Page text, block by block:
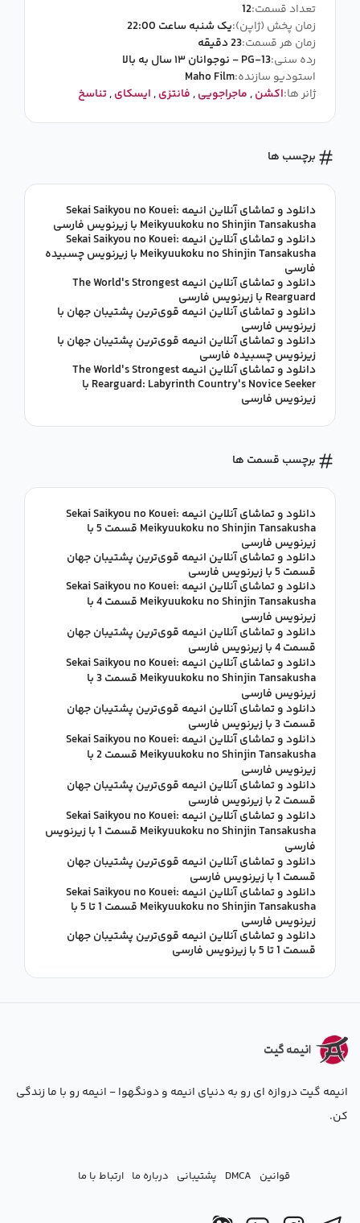
تعداد قسمت:12
زمان پخش (ژاپن):یک شنبه ساعت 22:00
زمان هر قسمت:23 دقیقه
رده سنی:PG-13 - نوجوانان ۱۳ سال به بالا
استودیو سازنده:Maho Film
ژانر ها:اکشن,ماجراجویی,فانتزی,ایسکای,تناسخ
برچسب ها
دانلود و تماشای آنلاین انیمه Sekai Saikyou no Kouei:
Meikyuukoku no Shinjin Tansakusha با زیرنویس فارسی
دانلود و تماشای آنلاین انیمه Sekai Saikyou no Kouei:
Meikyuukoku no Shinjin Tansakusha با زیرنویس چسبیده
فارسی
دانلود و تماشای آنلاین انیمه The World's Strongest
Rearguard با زیرنویس فارسی
دانلود و تماشای آنلاین انیمه قوی‌ترین پشتیبان جهان با
زیرنویس فارسی
دانلود و تماشای آنلاین انیمه قوی‌ترین پشتیبان جهان با
زیرنویس چسبیده فارسی
دانلود و تماشای آنلاین انیمه The World's Strongest
Rearguard: Labyrinth Country's Novice Seeker با
زیرنویس فارسی
برچسب قسمت ها
دانلود و تماشای آنلاین انیمه Sekai Saikyou no Kouei:
Meikyuukoku no Shinjin Tansakusha قسمت 5 با
زیرنویس فارسی
دانلود و تماشای آنلاین انیمه قوی‌ترین پشتیبان جهان
قسمت 5 با زیرنویس فارسی
دانلود و تماشای آنلاین انیمه Sekai Saikyou no Kouei:
Meikyuukoku no Shinjin Tansakusha قسمت 4 با
زیرنویس فارسی
دانلود و تماشای آنلاین انیمه قوی‌ترین پشتیبان جهان
قسمت 4 با زیرنویس فارسی
دانلود و تماشای آنلاین انیمه Sekai Saikyou no Kouei:
Meikyuukoku no Shinjin Tansakusha قسمت 3 با
زیرنویس فارسی
دانلود و تماشای آنلاین انیمه قوی‌ترین پشتیبان جهان
قسمت 3 با زیرنویس فارسی
دانلود و تماشای آنلاین انیمه Sekai Saikyou no Kouei:
Meikyuukoku no Shinjin Tansakusha قسمت 2 با
زیرنویس فارسی
دانلود و تماشای آنلاین انیمه قوی‌ترین پشتیبان جهان
قسمت 2 با زیرنویس فارسی
دانلود و تماشای آنلاین انیمه Sekai Saikyou no Kouei:
Meikyuukoku no Shinjin Tansakusha قسمت 1 با زیرنویس
فارسی
دانلود و تماشای آنلاین انیمه قوی‌ترین پشتیبان جهان
قسمت 1 با زیرنویس فارسی
دانلود و تماشای آنلاین انیمه Sekai Saikyou no Kouei:
Meikyuukoku no Shinjin Tansakusha قسمت 1 تا 5 با
زیرنویس فارسی
دانلود و تماشای آنلاین انیمه قوی‌ترین پشتیبان جهان
قسمت 1 تا 5 با زیرنویس فارسی
انیمه گیت دروازه ای رو به دنیای انیمه و دونگهوا - انیمه رو با ما زندگی
کن.
قوانین DMCA پشتیبانی درباره ما ارتباط با ما